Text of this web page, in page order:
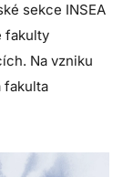
sekce INSEA
fakulty
Na vzniku
fakulta